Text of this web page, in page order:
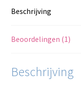
Beschrijving
Beoordelingen (1)
Beschrijving